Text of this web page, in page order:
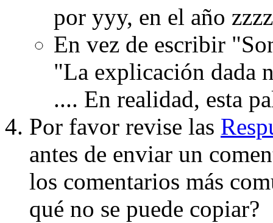
por yyy, en el año
En vez de escribir
"La explicación dada
.... En realidad, esta
Por favor revise las
antes de enviar un
los comentarios más
qué no se puede copiar?